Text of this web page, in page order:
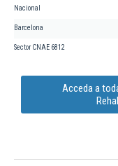
Nacional
Barcelona
Sector CNAE 6812
Acceda a